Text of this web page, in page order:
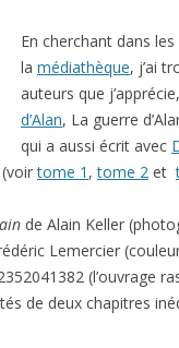
En cherchant dans
la médiathèque, j’ai
auteurs que j’apprécie,
d’Alan, La guerre
qui a aussi écrit avec
(voirtome 1 ,tome 2 et
de Alain Keller
Lemercier
(l’ouvrage
de deux chapitres